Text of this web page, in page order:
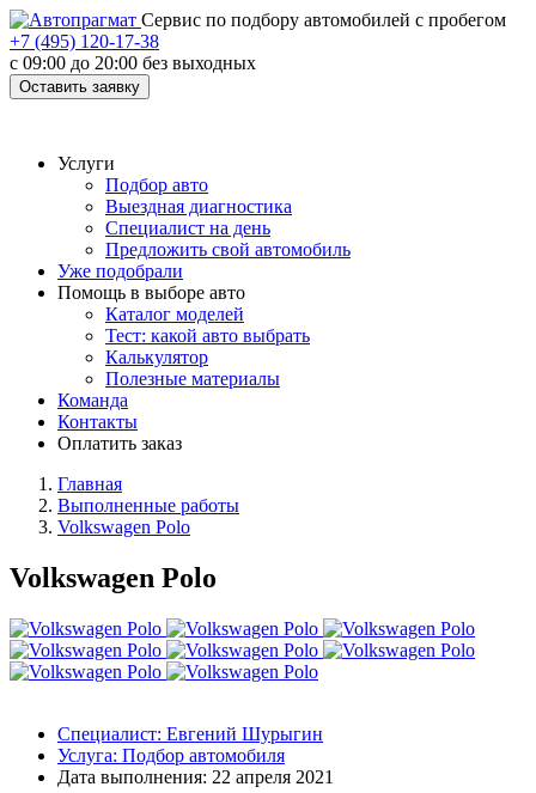
Cервис по подбору автомобилей с пробегом
+7 (495) 120-17-38
с 09:00 до 20:00 без выходных
Оставить заявку
Услуги
Подбор авто
Выездная диагностика
Специалист на день
Предложить свой автомобиль
Уже подобрали
Помощь в выборе авто
Каталог моделей
Тест: какой авто выбрать
Калькулятор
Полезные материалы
Команда
Контакты
Оплатить заказ
Главная
Выполненные работы
Volkswagen Polo
Volkswagen Polo
Специалист: Евгений Шурыгин
Услуга: Подбор автомобиля
Дата выполнения: 22 апреля 2021